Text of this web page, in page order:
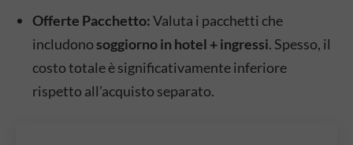
Offerte Pacchetto:Valuta i pacchetti che
includonosoggiorno in hotel + ingressi. Spesso, il
costo totale è significativamente inferiore
rispetto all’acquisto separato.